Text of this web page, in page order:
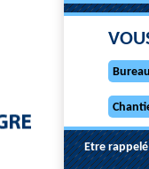
Bureau
Etre